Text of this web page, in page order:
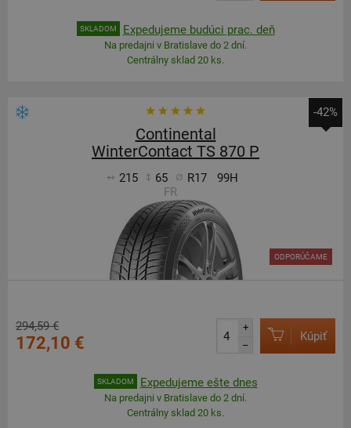
SKLADOM Expedujeme budúci prac. deň
Na predajni v Bratislave do 2 dní.
Centrálny sklad 20 ks.
-42%
Continental
WinterContact TS 870 P
215 65 R17
99H
FR
ODPORÚČAME
294,59 €
172,10 €
+
–
Kúpiť
SKLADOM Expedujeme ešte dnes
Na predajni v Bratislave do 2 dní.
Centrálny sklad 20 ks.